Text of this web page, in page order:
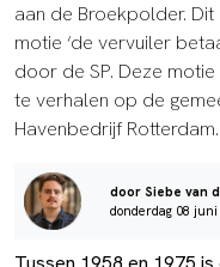
aan de Broekpolder.
motie ‘de vervuiler
door de SP. Deze
te verhalen op de
Havenbedrijf
door Siebe van
donderdag 08 juni